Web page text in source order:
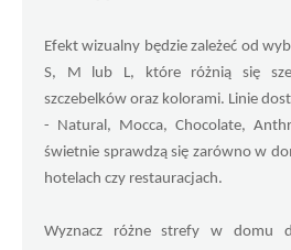
Efekt wizualny będzie zależeć od
S, M lub L, które różnią się
szczebelków oraz kolorami. Linie
- Natural, Mocca, Chocolate,
świetnie sprawdzą się zarówno w
hotelach czy restauracjach.
Wyznacz różne strefy w domu